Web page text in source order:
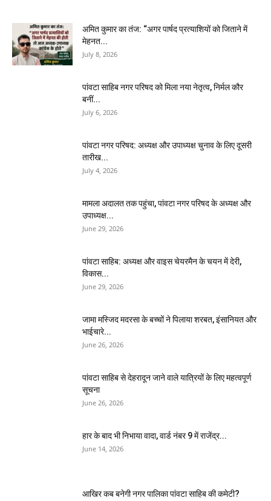
अमित कुमार का तंज: “अगर पार्षद प्रत्याशियों को जिताने में
मेहनत...
July 8, 2026
पांवटा साहिब नगर परिषद को मिला नया नेतृत्व, निर्मल कौर
बनीं...
July 6, 2026
पांवटा नगर परिषद: अध्यक्ष और उपाध्यक्ष चुनाव के लिए दूसरी
तारीख...
July 4, 2026
मामला अदालत तक पहुंचा, पांवटा नगर परिषद के अध्यक्ष और
उपाध्यक्ष...
June 29, 2026
पांवटा साहिब: अध्यक्ष और वाइस चेयरमैन के चयन में देरी,
विकास...
June 29, 2026
जामा मस्जिद मदरसा के बच्चों ने पिलाया शरबत, इंसानियत और
भाईचारे...
June 26, 2026
पांवटा साहिब से देहरादून जाने वाले यात्रियों के लिए महत्वपूर्ण
सूचना
June 26, 2026
हार के बाद भी निभाया वादा, वार्ड नंबर 9 में राजेंद्र...
June 14, 2026
आखिर कब बनेगी नगर पालिका पांवटा साहिब की कमेटी?